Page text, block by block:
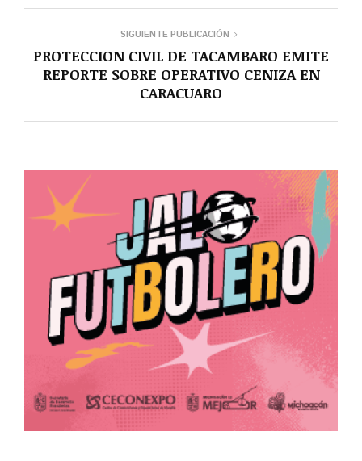
SIGUIENTE PUBLICACIÓN
PROTECCION CIVIL DE TACAMBARO EMITE
REPORTE SOBRE OPERATIVO CENIZA EN
CARACUARO